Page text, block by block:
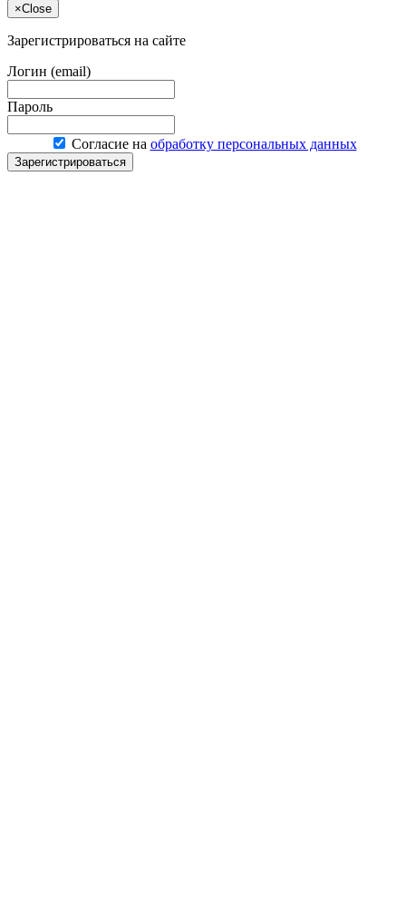
×Close
Зарегистрироваться на сайте
Логин (email)
Пароль
Согласие на обработку персональных данных
Зарегистрироваться